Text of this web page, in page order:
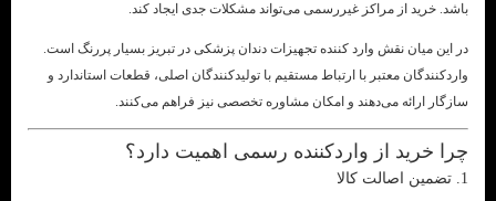
باشد. خرید از مراکز غیررسمی می‌تواند مشکلات جدی ایجاد کند.
در این میان نقش وارد کننده تجهیزات دندان پزشکی در تبریز بسیار پررنگ است.
واردکنندگان معتبر با ارتباط مستقیم با تولیدکنندگان اصلی، قطعات استاندارد و
سازگار ارائه می‌دهند و امکان مشاوره تخصصی نیز فراهم می‌کنند.
چرا خرید از واردکننده رسمی اهمیت دارد؟
1. تضمین اصالت کالا